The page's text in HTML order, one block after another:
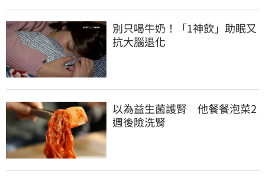
別只喝牛奶！「1神飲」助眠又
抗大腦退化
以為益生菌護腎　他餐餐泡菜2
週後險洗腎